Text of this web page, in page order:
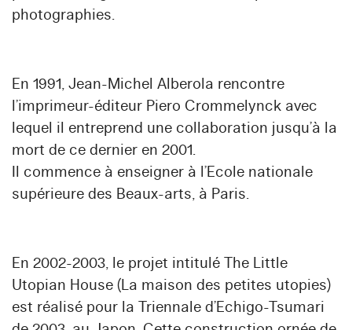
photographies.
En 1991, Jean-Michel Alberola rencontre
l’imprimeur-éditeur Piero Crommelynck avec
lequel il entreprend une collaboration jusqu’à la
mort de ce dernier en 2001.
Il commence à enseigner à l’Ecole nationale
supérieure des Beaux-arts, à Paris.
En 2002-2003, le projet intitulé The Little
Utopian House (La maison des petites utopies)
est réalisé pour la Triennale d’Echigo-Tsumari